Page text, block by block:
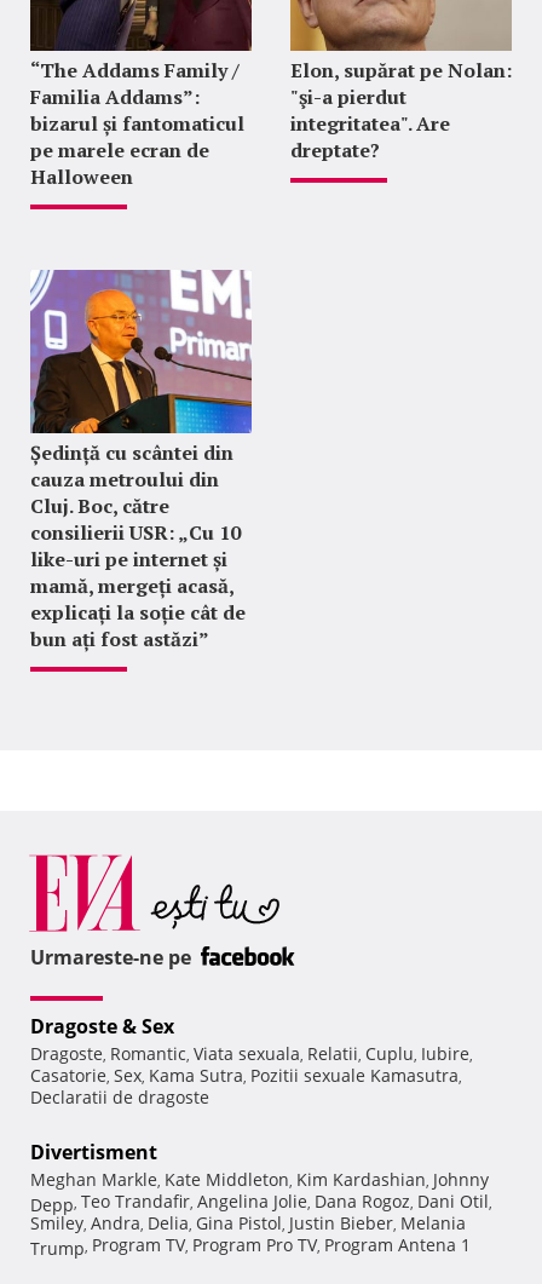
“The Addams Family /
Familia Addams”:
bizarul și fantomaticul
pe marele ecran de
Halloween
Elon, supărat pe Nolan:
"şi-a pierdut
integritatea". Are
dreptate?
Ședință cu scântei din
cauza metroului din
Cluj. Boc, către
consilierii USR: „Cu 10
like-uri pe internet și
mamă, mergeți acasă,
explicați la soție cât de
bun ați fost astăzi”
Urmareste-ne pe
Dragoste & Sex
Dragoste, Romantic, Viata sexuala, Relatii, Cuplu, Iubire,
Casatorie, Sex, Kama Sutra, Pozitii sexuale Kamasutra,
Declaratii de dragoste
Divertisment
Meghan Markle, Kate Middleton, Kim Kardashian, Johnny
Depp, Teo Trandafir, Angelina Jolie, Dana Rogoz, Dani Otil,
Smiley, Andra, Delia, Gina Pistol, Justin Bieber, Melania
Trump, Program TV, Program Pro TV, Program Antena 1